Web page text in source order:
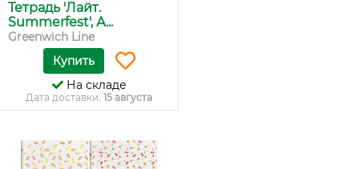
Тетрадь 'Лайт.
Summerfest', А...
Greenwich Line
Купить
На складе
Дата доставки: 15 августа